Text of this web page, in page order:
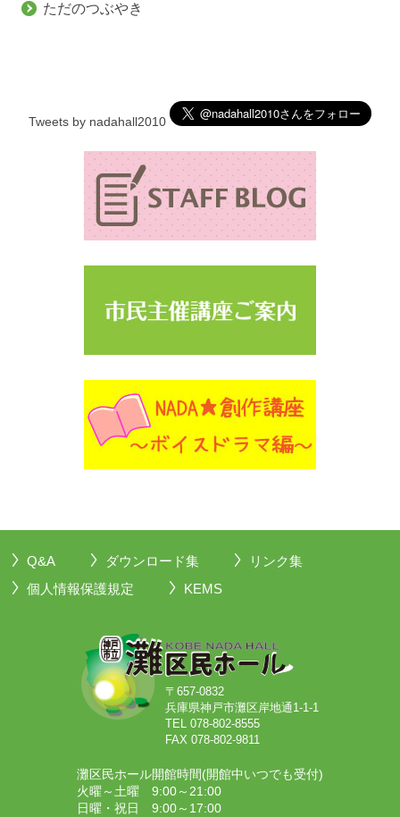
ただのつぶやき
Tweets by nadahall2010
Q&A ダウンロード集
リンク集
個人情報保護規定
KEMS
〒657-0832
兵庫県神戸市灘区岸地通1-1-1
TEL 078-802-8555
FAX 078-802-9811
灘区民ホール開館時間(開館中いつでも受付)
火曜～土曜 9:00～21:00
日曜・祝日 9:00～17:00